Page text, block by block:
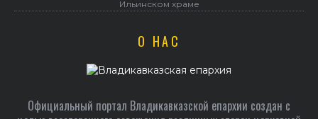
Герасим совершил Литургию в Покровском храме
О НАС
Официальный портал Владикавказской епархии создан c